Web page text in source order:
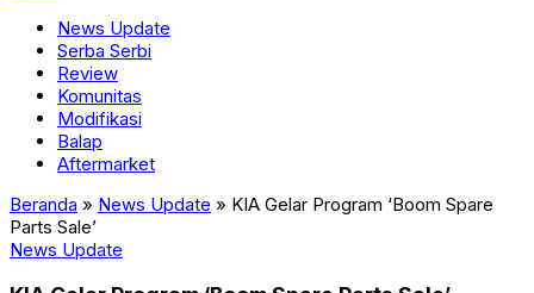
News Update
Serba Serbi
Review
Komunitas
Modifikasi
Balap
Aftermarket
Beranda » News Update » KIA Gelar Program ‘Boom Spare
Parts Sale’
News Update